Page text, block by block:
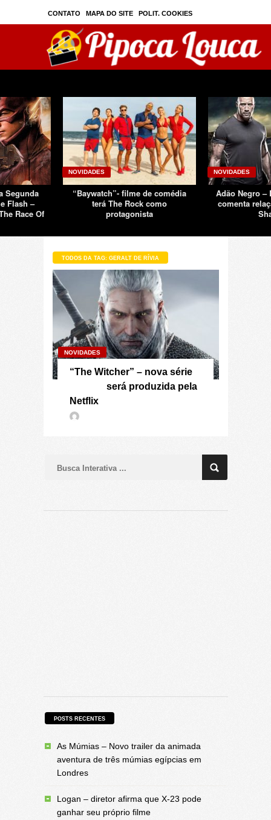
CONTATO MAPA DO SITE POLIT. COOKIES
PRIVAC./SEGURANÇA
Segunda
Flash –
Race Of
NOVIDADES
“Baywatch”- filme de comédia
terá The Rock como
protagonista
NOVIDADES
Adão Negro –
comenta
TODOS DA TAG: GERALT DE RÍVIA
NOVIDADES
“The Witcher” – nova série
será produzida pela
Netflix
POSTS RECENTES
As Múmias – Novo trailer da animada
aventura de três múmias egípcias em
Londres
Logan – diretor afirma que X-23 pode
ganhar seu próprio filme